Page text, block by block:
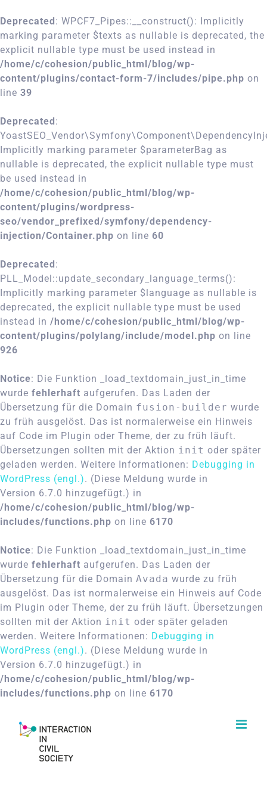
Deprecated: WPCF7_Pipes::__construct(): Implicitly
marking parameter $texts as nullable is deprecated, the
explicit nullable type must be used instead in
/home/c/cohesion/public_html/blog/wp-
content/plugins/contact-form-7/includes/pipe.php on
line 39
Deprecated:
Implicitly marking parameter $parameterBag as
nullable is deprecated, the explicit nullable type must
be used instead in
/home/c/cohesion/public_html/blog/wp-
content/plugins/wordpress-
seo/vendor_prefixed/symfony/dependency-
injection/Container.php on line 60
Deprecated:
PLL_Model::update_secondary_language_terms():
Implicitly marking parameter $language as nullable is
deprecated, the explicit nullable type must be used
instead in /home/c/cohesion/public_html/blog/wp-
content/plugins/polylang/include/model.php on line
926
Notice: Die Funktion _load_textdomain_just_in_time
wurde fehlerhaft aufgerufen. Das Laden der
Übersetzung für die Domain fusion-builder wurde
zu früh ausgelöst. Das ist normalerweise ein Hinweis
auf Code im Plugin oder Theme, der zu früh läuft.
Übersetzungen sollten mit der Aktion init oder später
geladen werden. Weitere Informationen: Debugging in
WordPress (engl.). (Diese Meldung wurde in
Version 6.7.0 hinzugefügt.) in
/home/c/cohesion/public_html/blog/wp-
includes/functions.php on line 6170
Notice: Die Funktion _load_textdomain_just_in_time
wurde fehlerhaft aufgerufen. Das Laden der
Übersetzung für die Domain Avada wurde zu früh
ausgelöst. Das ist normalerweise ein Hinweis auf Code
im Plugin oder Theme, der zu früh läuft. Übersetzungen
sollten mit der Aktion init oder später geladen
werden. Weitere Informationen: Debugging in
WordPress (engl.). (Diese Meldung wurde in
Version 6.7.0 hinzugefügt.) in
/home/c/cohesion/public_html/blog/wp-
includes/functions.php on line 6170
content